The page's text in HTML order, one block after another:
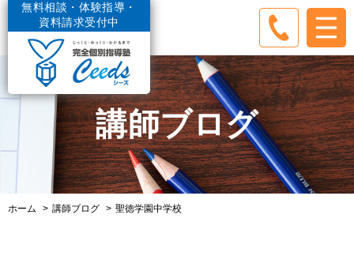
無料相談・体験指導・
資料請求受付中
講師ブログ
ホーム 講師ブログ 聖徳学園中学校